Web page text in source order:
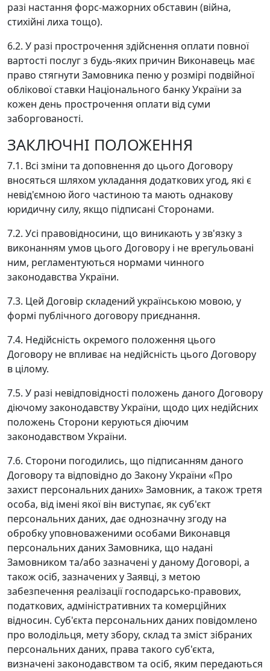
разі настання форс-мажорних обставин (війна,
стихійні лиха тощо).
6.2. У разі прострочення здійснення оплати повної
вартості послуг з будь-яких причин Виконавець має
право стягнути Замовника пеню у розмірі подвійної
облікової ставки Національного банку України за
кожен день прострочення оплати від суми
заборгованості.
ЗАКЛЮЧНІ ПОЛОЖЕННЯ
7.1. Всі зміни та доповнення до цього Договору
вносяться шляхом укладання додаткових угод, які є
невід'ємною його частиною та мають однакову
юридичну силу, якщо підписані Сторонами.
7.2. Усі правовідносини, що виникають у зв'язку з
виконанням умов цього Договору і не врегульовані
ним, регламентуються нормами чинного
законодавства України.
7.3. Цей Договір складений українською мовою, у
формі публічного договору приєднання.
7.4. Недійсність окремого положення цього
Договору не впливає на недійсність цього Договору
в цілому.
7.5. У разі невідповідності положень даного Договору
діючому законодавству України, щодо цих недійсних
положень Сторони керуються діючим
законодавством України.
7.6. Сторони погодились, що підписанням даного
Договору та відповідно до Закону України «Про
захист персональних даних» Замовник, а також третя
особа, від імені якої він виступає, як суб'єкт
персональних даних, дає однозначну згоду на
обробку уповноваженими особами Виконавця
персональних даних Замовника, що надані
Замовником та/або зазначені у даному Договорі, а
також осіб, зазначених у Заявці, з метою
забезпечення реалізації господарсько-правових,
податкових, адміністративних та комерційних
відносин. Суб'єкта персональних даних повідомлено
про володільця, мету збору, склад та зміст зібраних
персональних даних, права такого суб'єкта,
визначені законодавством та осіб, яким передаються